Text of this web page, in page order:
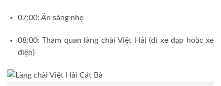
07:00: Ăn sáng nhẹ
08:00: Tham quan làng chài Việt Hải (đi xe đạp hoặc xe
điện)